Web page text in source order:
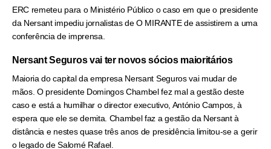
ERC remeteu para o Ministério Público o caso em que o presidente
da Nersant impediu jornalistas de O MIRANTE de assistirem a uma
conferência de imprensa.
Nersant Seguros vai ter novos sócios maioritários
Maioria do capital da empresa Nersant Seguros vai mudar de
mãos. O presidente Domingos Chambel fez mal a gestão deste
caso e está a humilhar o director executivo, António Campos, à
espera que ele se demita. Chambel faz a gestão da Nersant à
distância e nestes quase três anos de presidência limitou-se a gerir
o legado de Salomé Rafael.